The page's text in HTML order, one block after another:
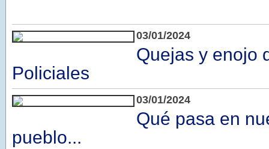
03/01/2024
Quejas y enojo
Policiales
03/01/2024
Qué pasa en
pueblo...